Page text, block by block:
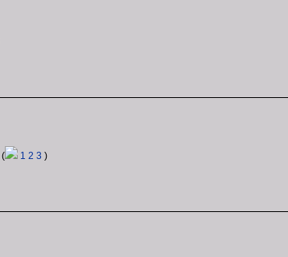
( 1 2 3 )